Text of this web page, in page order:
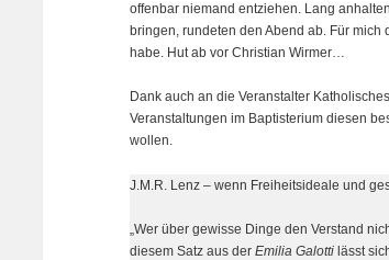
offenbar niemand entziehen. Lang
bringen, rundeten den Abend ab. Für
habe. Hut ab vor Christian Wirmer…
Dank auch an die Veranstalter
Veranstaltungen im Baptisterium diesen
wollen.
J.M.R. Lenz – wenn Freiheitsideale und
„Wer über gewisse Dinge den Verstand
diesem Satz aus derEmilia Galotti lässt